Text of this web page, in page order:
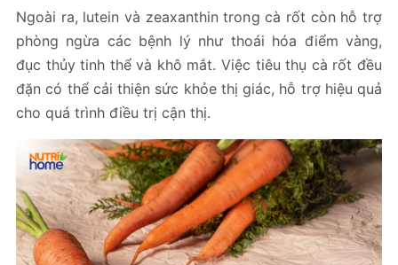
Ngoài ra, lutein và zeaxanthin trong cà rốt còn hỗ trợ
phòng ngừa các bệnh lý như thoái hóa điểm vàng,
đục thủy tinh thể và khô mắt. Việc tiêu thụ cà rốt đều
đặn có thể cải thiện sức khỏe thị giác, hỗ trợ hiệu quả
cho quá trình điều trị cận thị.